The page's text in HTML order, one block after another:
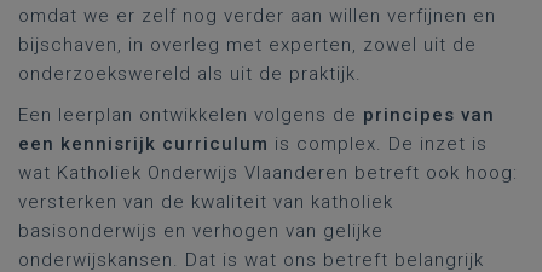
omdat we er zelf nog verder aan willen verfijnen en
bijschaven, in overleg met experten, zowel uit de
onderzoekswereld als uit de praktijk.
Een leerplan ontwikkelen volgens de principes van
een kennisrijk curriculum is complex. De inzet is
wat Katholiek Onderwijs Vlaanderen betreft ook hoog:
versterken van de kwaliteit van katholiek
basisonderwijs en verhogen van gelijke
onderwijskansen. Dat is wat ons betreft belangrijk